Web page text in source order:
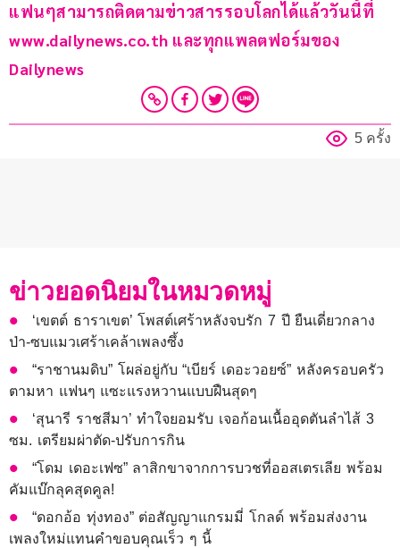
แฟนๆสามารถติดตามข่าวสารรอบโลกได้แล้ววันนี้ที่
www.dailynews.co.th และทุกแพลตฟอร์มของ
Dailynews
5 ครั้ง
ข่าวยอดนิยมในหมวดหมู่
‘เขตต์ ธาราเขต’ โพสต์เศร้าหลังจบรัก 7 ปี ยืนเดี่ยวกลาง
ป่า-ซบแมวเศร้าเคล้าเพลงซึ้ง
“ราชานมดิบ” โผล่อยู่กับ “เบียร์ เดอะวอยซ์” หลังครอบครัว
ตามหา แฟนๆ แซะแรงหวานแบบฝืนสุดๆ
‘สุนารี ราชสีมา’ ทำใจยอมรับ เจอก้อนเนื้ออุดตันลำไส้ 3
ซม. เตรียมผ่าตัด-ปรับการกิน
“โดม เดอะเฟซ” ลาสิกขาจากการบวชที่ออสเตรเลีย พร้อม
คัมแบ๊กลุคสุดคูล!
“ดอกอ้อ ทุ่งทอง” ต่อสัญญาแกรมมี่ โกลด์ พร้อมส่งงาน
เพลงใหม่แทนคำขอบคุณเร็ว ๆ นี้